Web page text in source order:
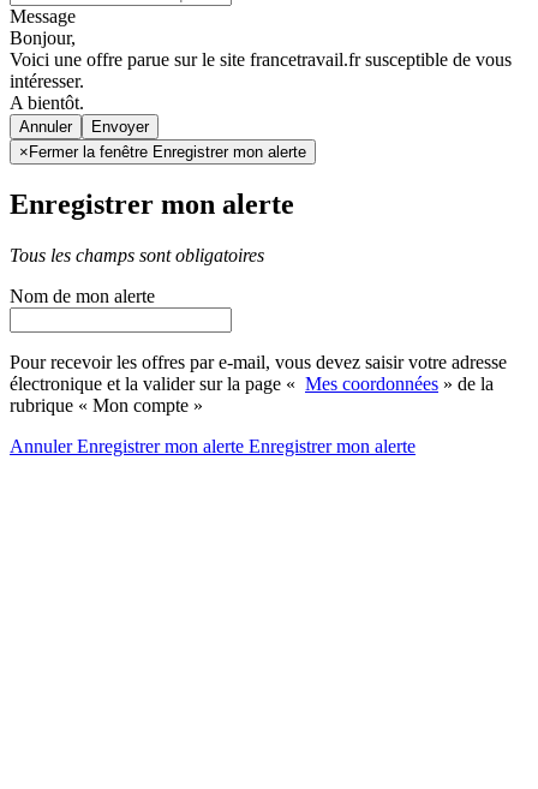
Message
Bonjour,
Voici une offre parue sur le site francetravail.fr susceptible de vous
intéresser.
A bientôt.
Annuler
× Fermer la fenêtre Enregistrer mon alerte
Enregistrer mon alerte
Tous les champs sont obligatoires
Nom de mon alerte
Pour recevoir les offres par e-mail, vous devez saisir votre adresse
électronique et la valider sur la page « Mes coordonnées » de la
rubrique « Mon compte »
AnnulerEnregistrer mon alerte Enregistrermon alerte